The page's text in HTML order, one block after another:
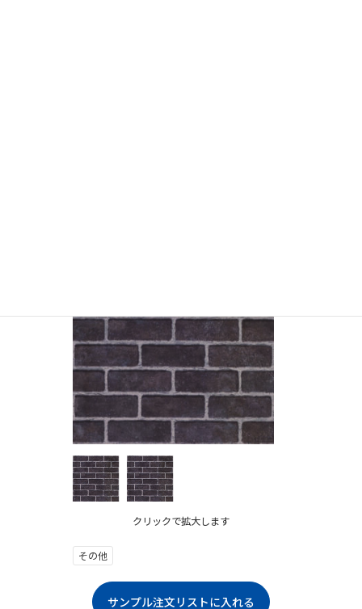
クリックで拡大します
その他